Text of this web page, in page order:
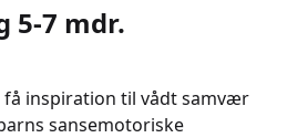
5-7 mdr.
få inspiration til vådt samvær
sansemotoriske